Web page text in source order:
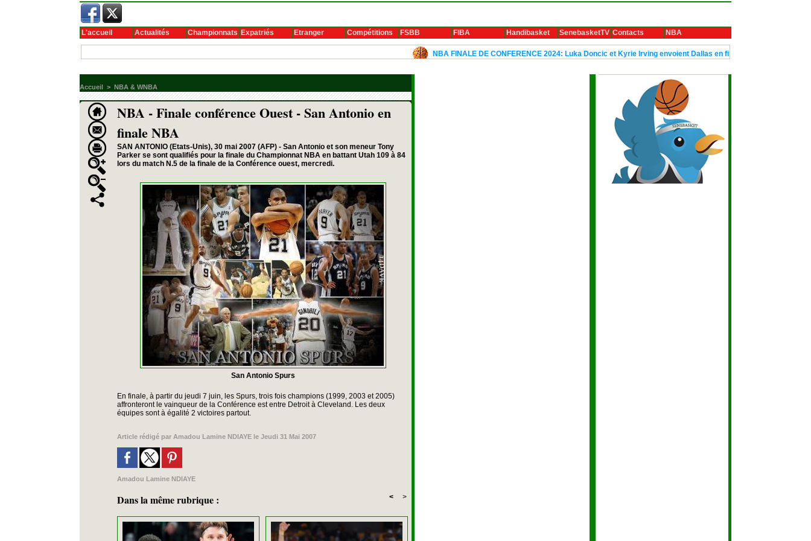
L'accueil Actualités Championnats Expatriés Etranger Compétitions FSBB FIBA Handibasket SenebasketTV Contacts NBA
NBA FINALE DE CONFERENCE 2024: Luka Doncic et Kyrie Irving envoient Dallas en finale
Accueil > NBA & WNBA
NBA - Finale conférence Ouest - San Antonio en
finale NBA
SAN ANTONIO (Etats-Unis), 30 mai 2007 (AFP) - San Antonio et son meneur Tony
Parker se sont qualifiés pour la finale du Championnat NBA en battant Utah 109 à 84
lors du match N.5 de la finale de la Conférence ouest, mercredi.
San Antonio Spurs
En finale, à partir du jeudi 7 juin, les Spurs, trois fois champions (1999, 2003 et 2005)
affronteront le vainqueur de la Conférence est entre Detroit à Cleveland. Les deux
équipes sont à égalité 2 victoires partout.
Article rédigé par Amadou Lamine NDIAYE le Jeudi 31 Mai 2007
Amadou Lamine NDIAYE
Dans la même rubrique : < >